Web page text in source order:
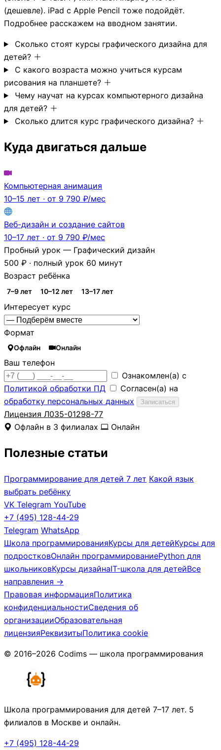
(дешевле). iPad с Apple Pencil тоже подойдёт.
Подробнее расскажем на вводном занятии.
Сколько стоят курсы графического дизайна для
детей?
С какого возраста можно учиться курсам
рисования на планшете?
Чему научат на курсах компьютерного дизайна
для детей?
Сколько длится курс графического дизайна?
Куда двигаться дальше
Компьютерная анимация
10–15 лет · от 9 790 ₽/мес
Веб-дизайн и создание сайтов
10–17 лет · от 9 790 ₽/мес
Пробный урок — Графический дизайн
500 ₽ · полный урок 60 минут
Возраст ребёнка
7–9 лет 10–12 лет 13–17 лет
Интересует курс
Формат
Офлайн Онлайн
Ваш телефон
Ознакомлен(а) с
Политикой обработки ПД
Согласен(а) на
обработку персональных данных
Записаться
Лицензия Л035-01298-77
Офлайн в 3 филиалах
Онлайн
Полезные статьи
Программирование для детей 7 лет Какой язык
выбрать ребёнку
VK Telegram YouTube
+7 (495) 128-44-29
Telegram WhatsApp
Школа программированияКурсы для детейКурсы для
подростковОнлайн программированиеPython для
школьниковКурсы дизайнаIT-школа для детейВсе
направления →
Правовая информацияПолитика
конфиденциальностиСведения об
организацииОбразовательная
лицензияРеквизитыПолитика cookie
© 2016–2026 Codims — школа программирования
Школа программирования для детей 7–17 лет. 5
филиалов в Москве и онлайн.
+7 (495) 128-44-29